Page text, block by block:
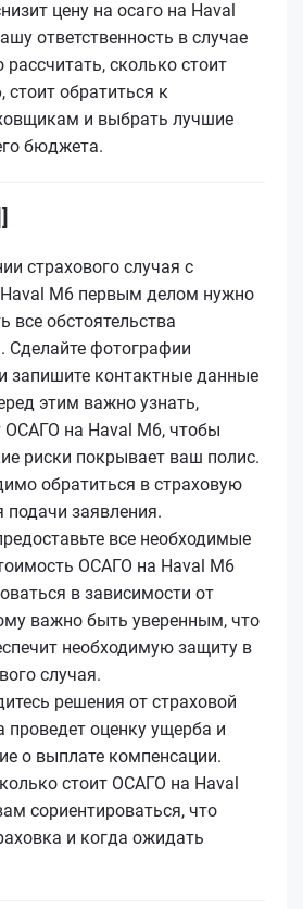
цену на осаго на Haval
ответственность в случае
сколько стоит
стоит обратиться к
и выбрать лучшие
бюджета.
страхового случая с
M6 первым делом нужно
все обстоятельства
Сделайте фотографии
запишите контактные данные
этим важно узнать,
ОСАГО на Haval M6, чтобы
риски покрывает ваш полис.
обратиться в страховую
заявления.
все необходимые
ОСАГО на Haval M6
в зависимости от
важно быть уверенным, что
необходимую защиту в
случая.
решения от страховой
проведет оценку ущерба и
о выплате компенсации.
стоит ОСАГО на Haval
сориентироваться, что
и когда ожидать